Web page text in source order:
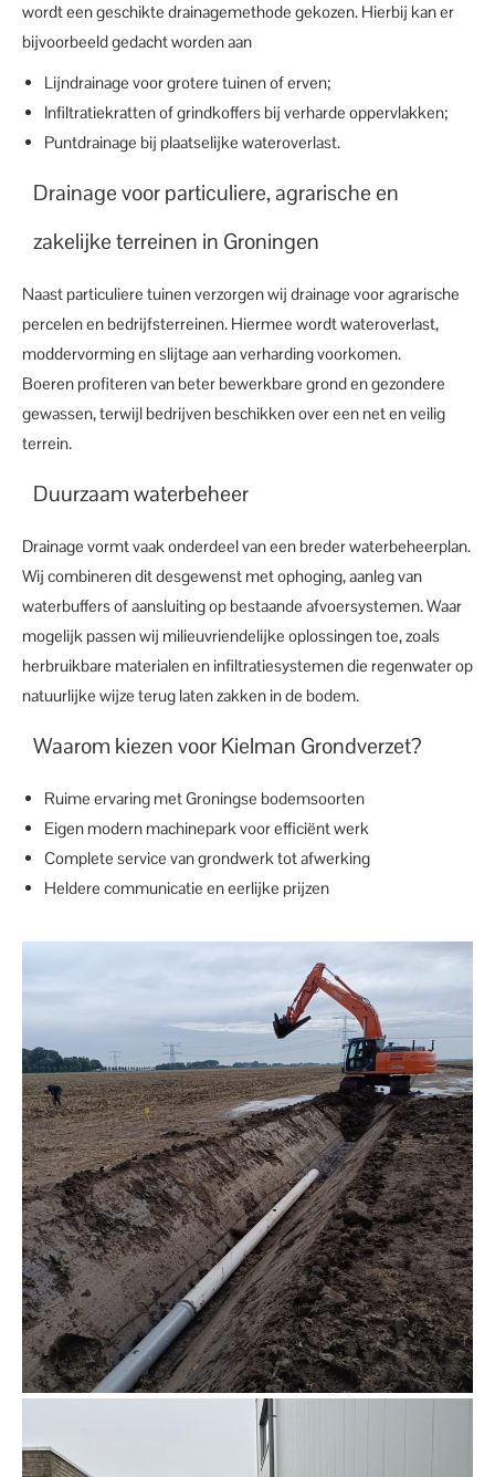
wordt een geschikte drainagemethode gekozen. Hierbij kan er
bijvoorbeeld gedacht worden aan
Lijndrainage voor grotere tuinen of erven;
Infiltratiekratten of grindkoffers bij verharde oppervlakken;
Puntdrainage bij plaatselijke wateroverlast.
Drainage voor particuliere, agrarische en
zakelijke terreinen in Groningen
Naast particuliere tuinen verzorgen wij drainage voor agrarische
percelen en bedrijfsterreinen. Hiermee wordt wateroverlast,
moddervorming en slijtage aan verharding voorkomen.
Boeren profiteren van beter bewerkbare grond en gezondere
gewassen, terwijl bedrijven beschikken over een net en veilig
terrein.
Duurzaam waterbeheer
Drainage vormt vaak onderdeel van een breder waterbeheerplan.
Wij combineren dit desgewenst met ophoging, aanleg van
waterbuffers of aansluiting op bestaande afvoersystemen. Waar
mogelijk passen wij milieuvriendelijke oplossingen toe, zoals
herbruikbare materialen en infiltratiesystemen die regenwater op
natuurlijke wijze terug laten zakken in de bodem.
Waarom kiezen voor Kielman Grondverzet?
Ruime ervaring met Groningse bodemsoorten
Eigen modern machinepark voor efficiënt werk
Complete service van grondwerk tot afwerking
Heldere communicatie en eerlijke prijzen